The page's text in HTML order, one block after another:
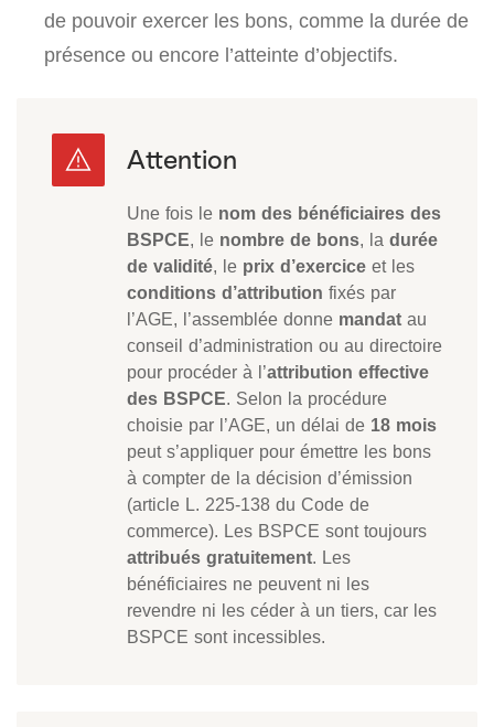
de pouvoir exercer les bons, comme la durée de
présence ou encore l’atteinte d’objectifs.
Une fois le nom des bénéficiaires des
BSPCE, le nombre de bons, la durée
de validité, le prix d’exercice et les
conditions d’attribution fixés par
l’AGE, l’assemblée donne mandat au
conseil d’administration ou au directoire
pour procéder à l’attribution effective
des BSPCE. Selon la procédure
choisie par l’AGE, un délai de 18 mois
peut s’appliquer pour émettre les bons
à compter de la décision d’émission
(article L. 225-138 du Code de
commerce). Les BSPCE sont toujours
attribués gratuitement. Les
bénéficiaires ne peuvent ni les
revendre ni les céder à un tiers, car les
BSPCE sont incessibles.